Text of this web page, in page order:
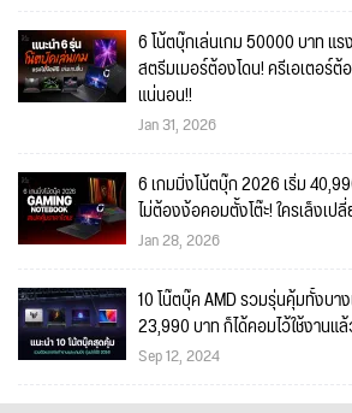
6 โน้ตบุ๊กเล่นเกม 50000 บาท แ
สตรีมเมอร์ต้องโดน! ครีเอเตอร์ต้
แน่นอน!!
Jan 31, 2026
6 เกมมิ่งโน้ตบุ๊ก 2026 เริ่ม
ไม่ต้องง้อคอมตั้งโต๊ะ! ใครเล็งเป
Jan 28, 2026
10 โน๊ตบุ๊ค AMD รวมรุ่นคุ้มทั้งบา
23,990 บาท ก็ได้คอมไว้ใช้งานแ
Sep 12, 2024